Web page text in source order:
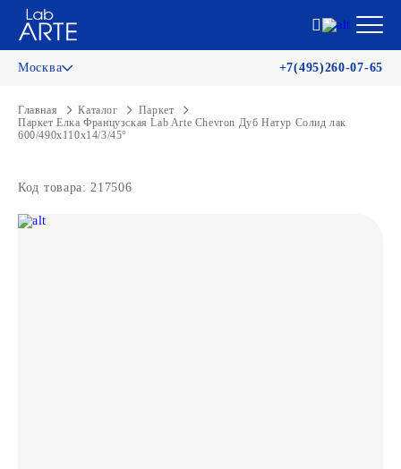
Москва +7(495)260-07-65
Главная Каталог
Паркет
Паркет Елка Французская Lab Arte Chevron Дуб Натур Солид лак
600/490х110х14/3/45°
Код товара: 217506